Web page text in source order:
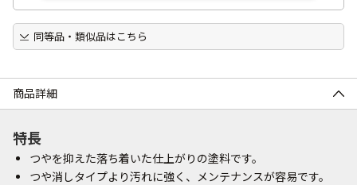
同等品・類似品はこちら
商品詳細
特長
つやを抑えた落ち着いた仕上がりの塗料です。
つや消しタイプより汚れに強く、メンテナンスが容易です。